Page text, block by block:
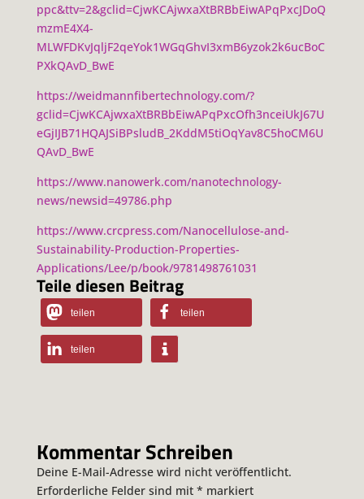
ppc&ttv=2&gclid=CjwKCAjwxaXtBRBbEiwAPqPxcJDoQ
mzmE4X4-
MLWFDKvJqljF2qeYok1WGqGhvI3xmB6yzok2k6ucBoC
PXkQAvD_BwE
https://weidmannfibertechnology.com/?
gclid=CjwKCAjwxaXtBRBbEiwAPqPxcOfh3nceiUkJ67U
eGjIJB71HQAJSiBPsludB_2KddM5tiOqYav8C5hoCM6U
QAvD_BwE
https://www.nanowerk.com/nanotechnology-
news/newsid=49786.php
https://www.crcpress.com/Nanocellulose-and-
Sustainability-Production-Properties-
Applications/Lee/p/book/9781498761031
Teile diesen Beitrag
teilen teilen
teilen
Kommentar Schreiben
Deine E-Mail-Adresse wird nicht veröffentlicht.
Erforderliche Felder sind mit * markiert